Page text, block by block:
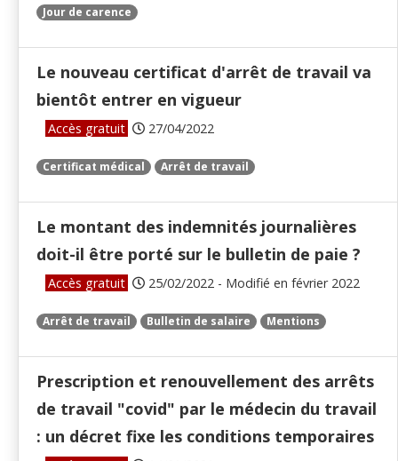
Jour de carence
Le nouveau certificat d'arrêt de travail va
bientôt entrer en vigueur
Accès gratuit 27/04/2022
Certificat médical Arrêt de travail
Le montant des indemnités journalières
doit-il être porté sur le bulletin de paie ?
Accès gratuit 25/02/2022 - Modifié en février 2022
Arrêt de travail Bulletin de salaire Mentions
Prescription et renouvellement des arrêts
de travail "covid" par le médecin du travail
: un décret fixe les conditions temporaires